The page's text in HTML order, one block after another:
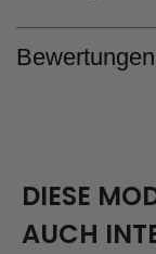
Bewertungen
DIESE
AUCH